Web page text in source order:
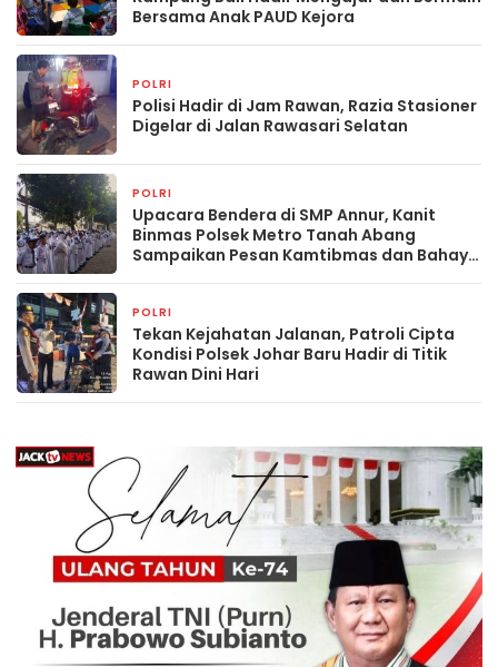
Bersama Anak PAUD Kejora
POLRI
Polisi Hadir di Jam Rawan, Razia Stasioner
Digelar di Jalan Rawasari Selatan
POLRI
Upacara Bendera di SMP Annur, Kanit
Binmas Polsek Metro Tanah Abang
Sampaikan Pesan Kamtibmas dan Bahaya
POLRI
Tekan Kejahatan Jalanan, Patroli Cipta
Kondisi Polsek Johar Baru Hadir di Titik
Rawan Dini Hari